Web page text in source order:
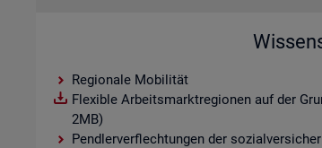
Regionale Mobilität
Flexible Arbeitsmarktregionen auf der
2MB)
Pendlerverflechtungen der